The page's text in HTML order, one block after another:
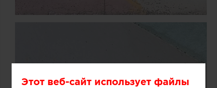
Этот веб-сайт использует файлы